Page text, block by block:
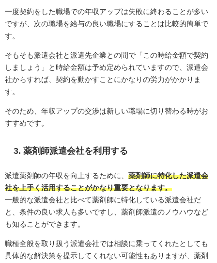
一度契約をした職場での年収アップは失敗に終わることが多い
ですが、次の職場を給与の良い職場にすることは比較的簡単で
す。
そもそも派遣会社と派遣先企業との間で「この時給金額で契約
しましょう」と時給金額は予め定められていますので、派遣会
社からすれば、契約を動かすことにかなりの労力がかかりま
す。
そのため、年収アップの交渉は新しい職場に切り替わる時がお
すすめです。
3. 薬剤師派遣会社を利用する
派遣薬剤師の年収を向上するために、 薬剤師に特化した派遣会
社を上手く活用することがかなり重要となります。
一般的な派遣会社と比べて薬剤師に特化している派遣会社だ
と、条件の良い求人も多いですし、薬剤師派遣のノウハウなど
も知ることができます。
職種全般を取り扱う派遣会社では相談に乗ってくれたとしても
具体的な解決策を提示してくれない可能性もありますが、薬剤